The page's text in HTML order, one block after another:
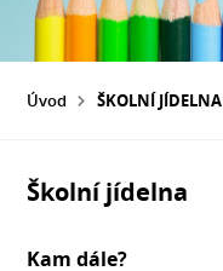
Úvod ŠKOLNÍ JÍDELNA
Školní jídelna
Kam dále?